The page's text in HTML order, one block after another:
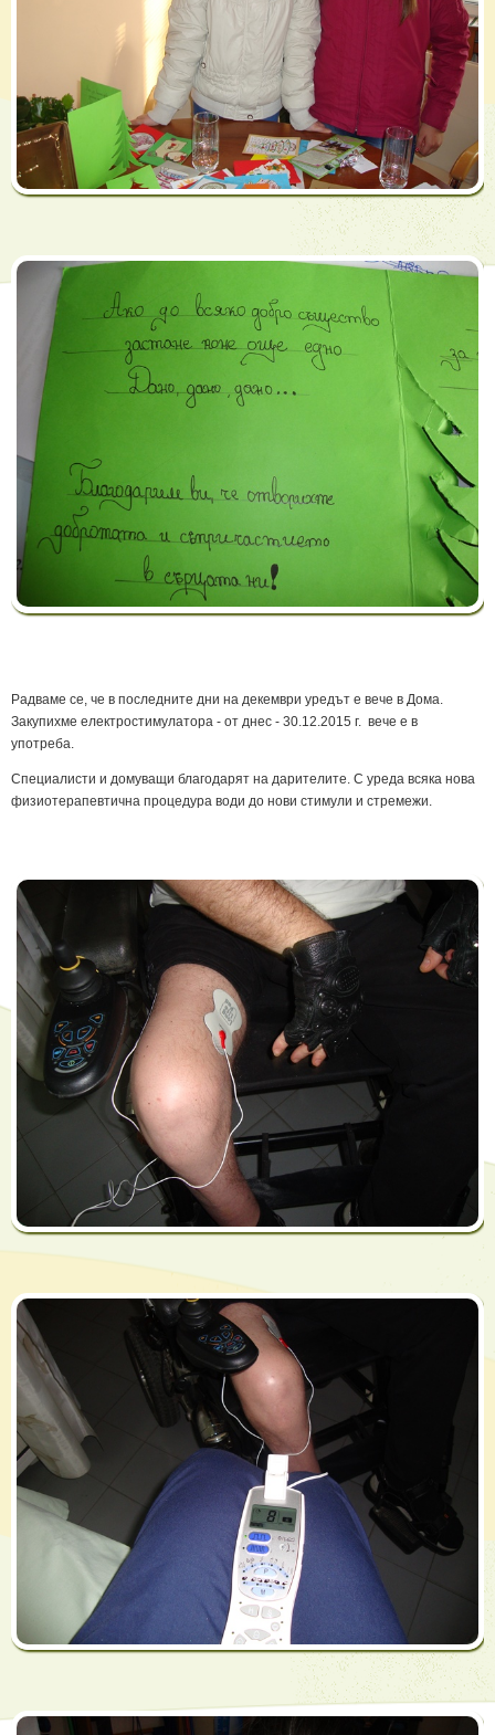
Радваме се, че в последните дни на декември уредът е вече в Дома.
Закупихме електростимулатора - от днес - 30.12.2015 г. вече е в
употреба.
Специалисти и домуващи благодарят на дарителите. С уреда всяка нова
физиотерапевтична процедура води до нови стимули и стремежи.